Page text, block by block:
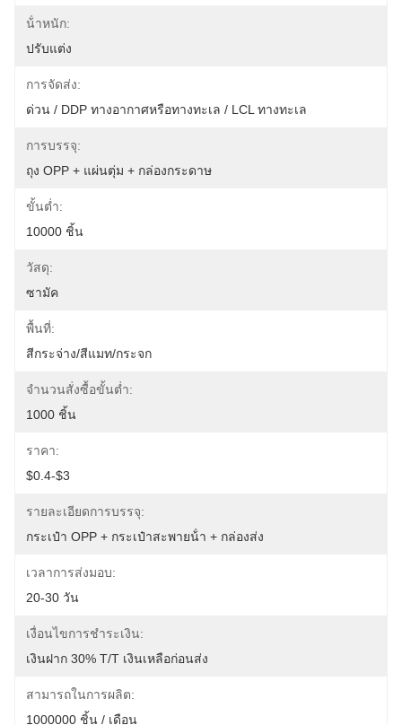
น้ําหนัก:
ปรับแต่ง
การจัดส่ง:
ด่วน / DDP ทางอากาศหรือทางทะเล / LCL ทางทะเล
การบรรจุ:
ถุง OPP + แผ่นตุ่ม + กล่องกระดาษ
ขั้นต่ำ:
10000 ชิ้น
วัสดุ:
ซามัค
พื้นที่:
สีกระจ่าง/สีแมท/กระจก
จำนวนสั่งซื้อขั้นต่ำ:
1000 ชิ้น
ราคา:
$0.4-$3
รายละเอียดการบรรจุ:
กระเป๋า OPP + กระเป๋าสะพายน้ํา + กล่องส่ง
เวลาการส่งมอบ:
20-30 วัน
เงื่อนไขการชำระเงิน:
เงินฝาก 30% T/T เงินเหลือก่อนส่ง
สามารถในการผลิต:
1000000 ชิ้น / เดือน